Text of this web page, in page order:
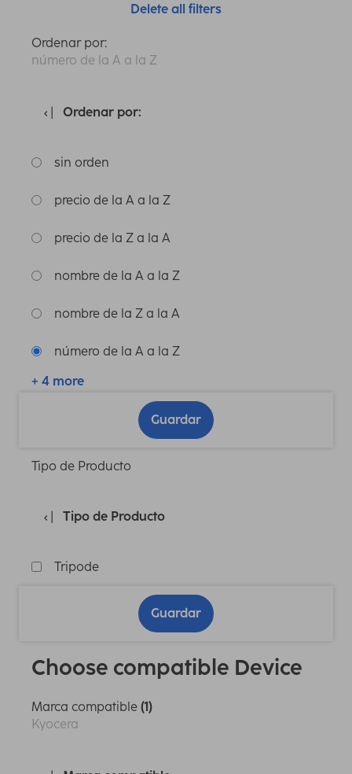
Delete all filters
Ordenar por:
número de la A a la Z
Ordenar por:
sin orden
precio de la A a la Z
precio de la Z a la A
nombre de la A a la Z
nombre de la Z a la A
número de la A a la Z
+ 4 more
Guardar
Tipo de Producto
Tipo de Producto
Tripode
Guardar
Choose compatible Device
Marca compatible (1)
Kyocera